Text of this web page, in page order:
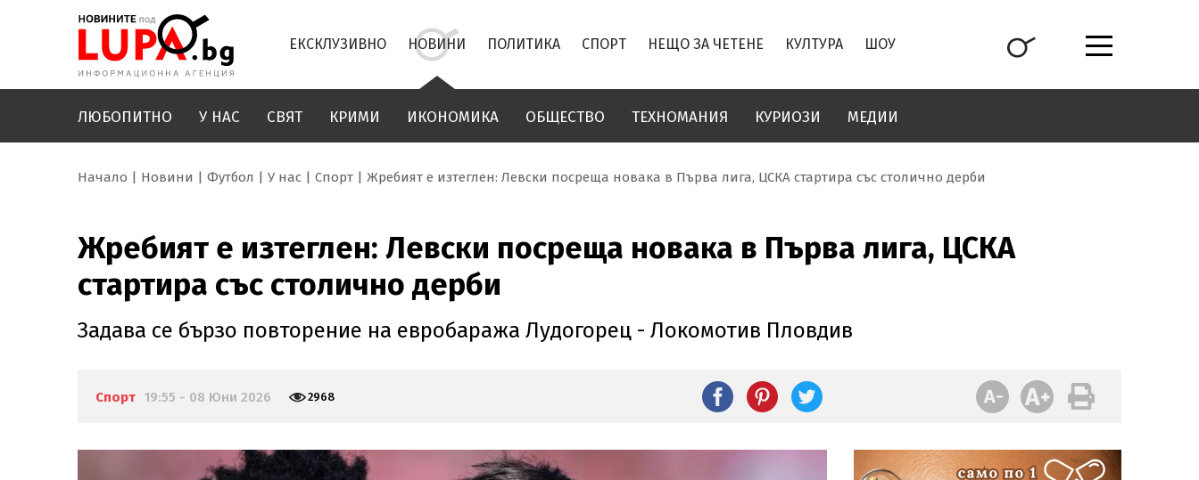
ЕКСКЛУЗИВНО НОВИНИ ПОЛИТИКА СПОРТ НЕЩО ЗА ЧЕТЕНЕ КУЛТУРА ШОУ
ЛЮБОПИТНО У НАС СВЯТ КРИМИ ИКОНОМИКА ОБЩЕСТВО ТЕХНОМАНИЯ КУРИОЗИ МЕДИИ
Начало Новини Футбол У нас Спорт Жребият е изтеглен: Левски посреща новака в Първа лига, ЦСКА стартира със столично дерби
Жребият е изтеглен: Левски посреща новака в Първа лига, ЦСКА
стартира със столично дерби
Задава се бързо повторение на евробаража Лудогорец - Локомотив Пловдив
Спорт 19:55 - 08 Юни 2026 2968